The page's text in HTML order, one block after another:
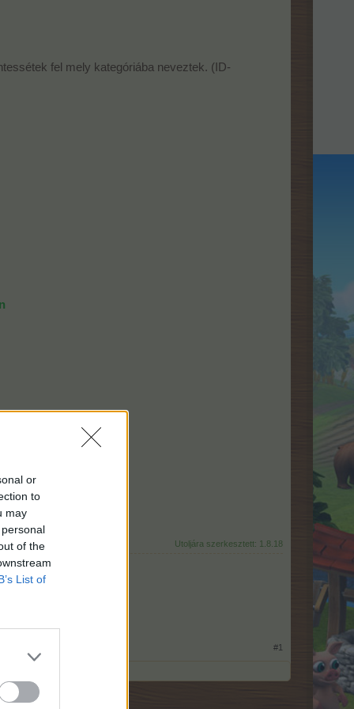
or
to
may
of the
List of
fel mely kategóriába neveztek. (ID-
Utoljára szerkesztett: 1.8.18
#1